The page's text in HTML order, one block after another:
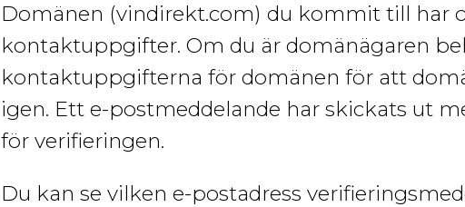
Domänen (vindirekt.com) du kommit till har
kontaktuppgifter. Om du är domänägaren
kontaktuppgifterna för domänen för att
igen. Ett e-postmeddelande har skickats ut
för verifieringen.
Du kan se vilken e-postadress